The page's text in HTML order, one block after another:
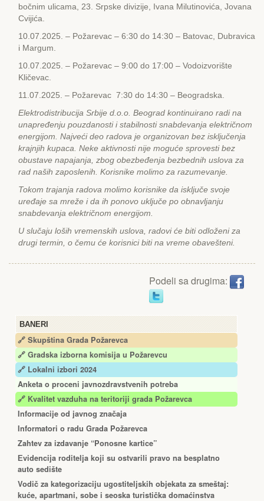
BANERI
🔗 Skupština Grada Požarevca
🔗 Gradska izborna komisija u Požarevcu
🔗 Lokalni izbori 2024
Anketa o proceni javnozdravstvenih potreba
🔗 Kvalitet vazduha na teritoriji grada Požarevca
Informacije od javnog značaja
Informatori o radu Grada Požarevca
Zahtev za izdavanje “Ponosne kartice”
Еvidencija roditelja koji su ostvarili pravo na besplatno
auto sedište
Vodič za kategorizaciju ugostiteljskih objekata za smeštaj:
kuće, apartmani, sobe i seoska turistička domaćinstva
bočnim ulicama, 23. Srpske divizije, Ivana Milutinovića, Jovana
Cvijića.
10.07.2025. – Požarevac – 6:30 do 14:30 – Batovac, Dubravica
i Margum.
10.07.2025. – Požarevac – 9:00 do 17:00 – Vodoizvorište
Kličevac.
11.07.2025. – Požarevac 7:30 do 14:30 – Beogradska.
Еlektrodistribucija Srbije d.o.o. Beograd kontinuirano radi na
unapređenju pouzdanosti i stabilnosti snabdevanja električnom
energijom. Najveći deo radova je organizovan bez isključenja
krajnjih kupaca. Neke aktivnosti nije moguće sprovesti bez
obustave napajanja, zbog obezbeđenja bezbednih uslova za
rad naših zaposlenih. Korisnike molimo za razumevanje.
Tokom trajanja radova molimo korisnike da isključe svoje
uređaje sa mreže i da ih ponovo uključe po obnavljanju
snabdevanja električnom energijom.
U slučaju loših vremenskih uslova, radovi će biti odloženi za
drugi termin, o čemu će korisnici biti na vreme obavešteni.
Podeli sa drugima: